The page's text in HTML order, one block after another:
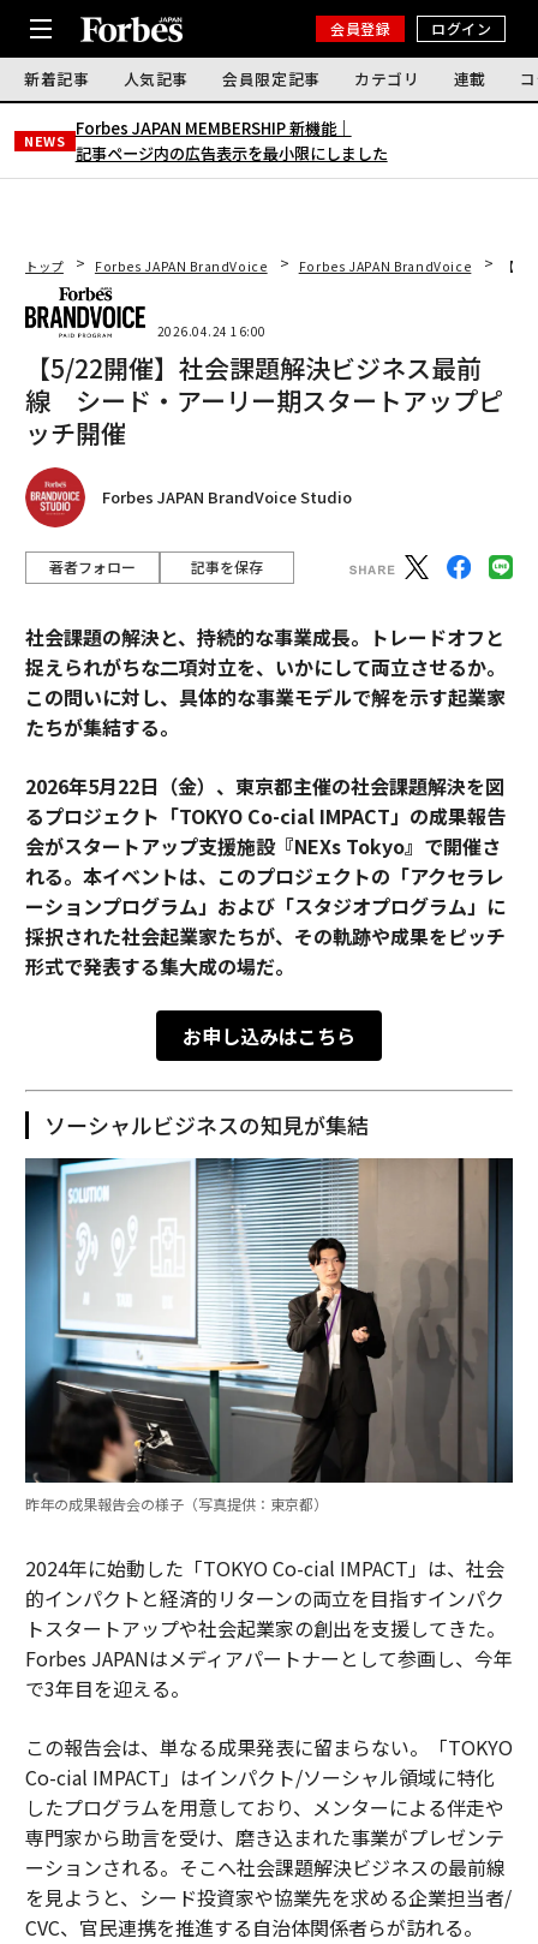
会員登録 ログイン
新着記事 人気記事 会員限定記事 カテゴリ 連載
NEWS
Forbes JAPAN MEMBERSHIP 新機能｜
記事ページ内の広告表示を最小限にしました
トップ Forbes JAPAN BrandVoice Forbes JAPAN BrandVoice 【5/
2026.04.24 16:00
【5/22開催】社会課題解決ビジネス最前
線 シード・アーリー期スタートアップピ
ッチ開催
Forbes JAPAN BrandVoice Studio
著者フォロー 記事を保存
社会課題の解決と、持続的な事業成長。トレードオフと
捉えられがちな二項対立を、いかにして両立させるか。
この問いに対し、具体的な事業モデルで解を示す起業家
たちが集結する。
2026年5月22日（金）、東京都主催の社会課題解決を図
るプロジェクト「TOKYO Co-cial IMPACT」の成果報告
会がスタートアップ支援施設『NEXs Tokyo』で開催さ
れる。本イベントは、このプロジェクトの「アクセラレ
ーションプログラム」および「スタジオプログラム」に
採択された社会起業家たちが、その軌跡や成果をピッチ
形式で発表する集大成の場だ。
お申し込みはこちら
ソーシャルビジネスの知見が集結
昨年の成果報告会の様子（写真提供：東京都）
2024年に始動した「TOKYO Co-cial IMPACT」は、社会
的インパクトと経済的リターンの両立を目指すインパク
トスタートアップや社会起業家の創出を支援してきた。
Forbes JAPANはメディアパートナーとして参画し、今年
で3年目を迎える。
この報告会は、単なる成果発表に留まらない。「TOKYO
Co-cial IMPACT」はインパクト/ソーシャル領域に特化
したプログラムを用意しており、メンターによる伴走や
専門家から助言を受け、磨き込まれた事業がプレゼンテ
ーションされる。そこへ社会課題解決ビジネスの最前線
を見ようと、シード投資家や協業先を求める企業担当者/
CVC、官民連携を推進する自治体関係者らが訪れる。